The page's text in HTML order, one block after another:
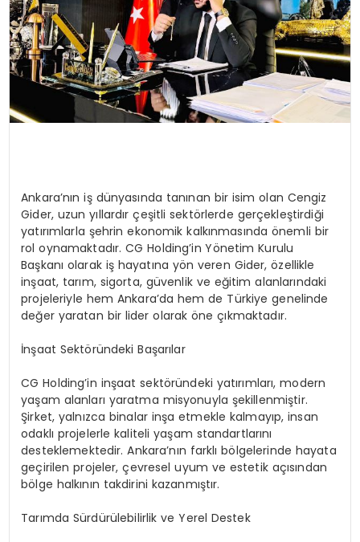
Ankara’nın iş dünyasında tanınan bir isim olan Cengiz
Gider, uzun yıllardır çeşitli sektörlerde gerçekleştirdiği
yatırımlarla şehrin ekonomik kalkınmasında önemli bir
rol oynamaktadır. CG Holding’in Yönetim Kurulu
Başkanı olarak iş hayatına yön veren Gider, özellikle
inşaat, tarım, sigorta, güvenlik ve eğitim alanlarındaki
projeleriyle hem Ankara’da hem de Türkiye genelinde
değer yaratan bir lider olarak öne çıkmaktadır.
İnşaat Sektöründeki Başarılar
CG Holding’in inşaat sektöründeki yatırımları, modern
yaşam alanları yaratma misyonuyla şekillenmiştir.
Şirket, yalnızca binalar inşa etmekle kalmayıp, insan
odaklı projelerle kaliteli yaşam standartlarını
desteklemektedir. Ankara’nın farklı bölgelerinde hayata
geçirilen projeler, çevresel uyum ve estetik açısından
bölge halkının takdirini kazanmıştır.
Tarımda Sürdürülebilirlik ve Yerel Destek